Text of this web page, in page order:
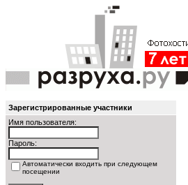
Зарегистрированные участники
Имя пользователя:
Пароль:
Автоматически входить при следующем
посещении